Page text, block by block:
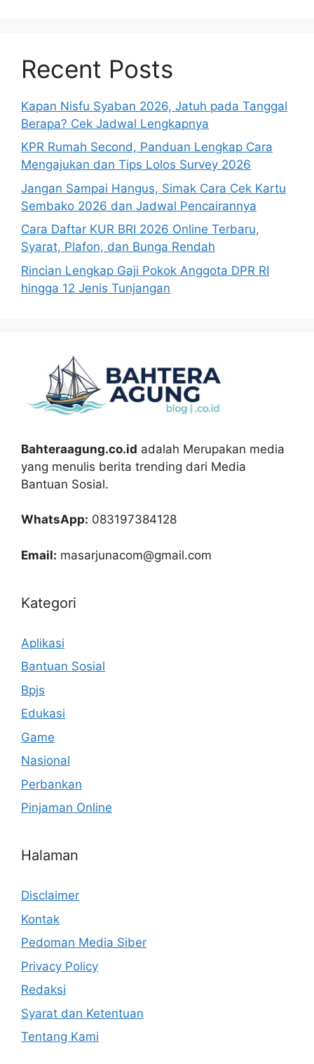
Recent Posts
Kapan Nisfu Syaban 2026, Jatuh pada Tanggal
Berapa? Cek Jadwal Lengkapnya
KPR Rumah Second, Panduan Lengkap Cara
Mengajukan dan Tips Lolos Survey 2026
Jangan Sampai Hangus, Simak Cara Cek Kartu
Sembako 2026 dan Jadwal Pencairannya
Cara Daftar KUR BRI 2026 Online Terbaru,
Syarat, Plafon, dan Bunga Rendah
Rincian Lengkap Gaji Pokok Anggota DPR RI
hingga 12 Jenis Tunjangan
Bahteraagung.co.id adalah Merupakan media
yang menulis berita trending dari Media
Bantuan Sosial.
WhatsApp: 083197384128
Email: masarjunacom@gmail.com
Kategori
Aplikasi
Bantuan Sosial
Bpjs
Edukasi
Game
Nasional
Perbankan
Pinjaman Online
Halaman
Disclaimer
Kontak
Pedoman Media Siber
Privacy Policy
Redaksi
Syarat dan Ketentuan
Tentang Kami